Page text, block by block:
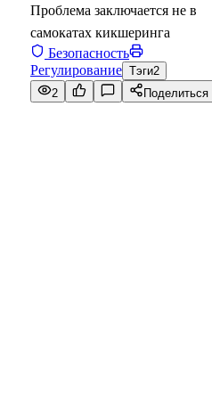
Проблема заключается не в
самокатах кикшеринга
Безопасность
Регулирование Тэги2
2
Поделиться